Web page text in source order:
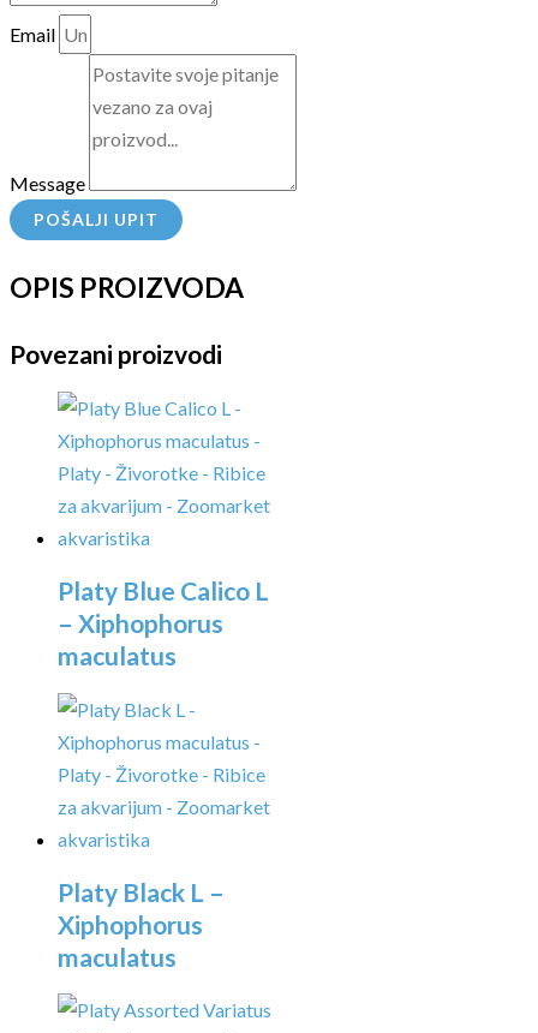
Email
Message
POŠALJI UPIT
OPIS PROIZVODA
Povezani proizvodi
Platy Blue Calico L
– Xiphophorus
maculatus
Platy Black L –
Xiphophorus
maculatus